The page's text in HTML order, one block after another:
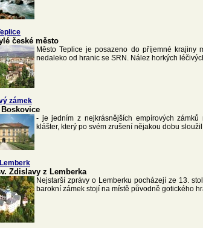
české město
Město Teplice je posazeno do příjemné krajiny
nedaleko od hranic se SRN. Nález horkých
zámek
- je jedním z nejkrásnějších empírových
klášter, který po svém zrušení nějakou dobu
Zdislavy z Lemberka
Nejstarší zprávy o Lemberku pocházejí ze 13.
barokní zámek stojí na místě původně gotického